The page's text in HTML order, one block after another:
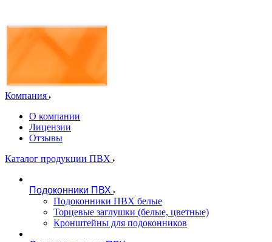
Компания
О компании
Лицензии
Отзывы
Каталог продукции ПВХ
Подоконники ПВХ
Подоконники ПВХ белые
Торцевые заглушки (белые, цветные)
Кронштейны для подоконников